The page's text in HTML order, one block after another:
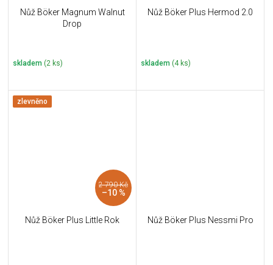
Nůž Böker Magnum Walnut
Drop
skladem (2 ks)
Nůž Böker Plus Hermod 2.0
skladem (4 ks)
zlevněno
2 790 Kč
–10 %
Nůž Böker Plus Little Rok Nůž Böker Plus Nessmi Pro